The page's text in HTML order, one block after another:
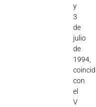
y
3
de
julio
de
1994,
con
el
V